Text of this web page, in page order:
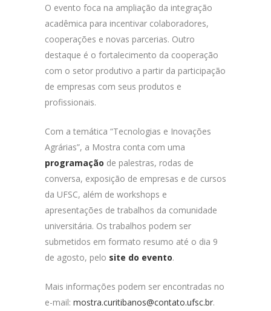
O evento foca na ampliação da integração
acadêmica para incentivar colaboradores,
cooperações e novas parcerias. Outro
destaque é o fortalecimento da cooperação
com o setor produtivo a partir da participação
de empresas com seus produtos e
profissionais.
Com a temática “Tecnologias e Inovações
Agrárias”, a Mostra conta com uma
programação de palestras, rodas de
conversa, exposição de empresas e de cursos
da UFSC, além de workshops e
apresentações de trabalhos da comunidade
universitária. Os trabalhos podem ser
submetidos em formato resumo até o dia 9
de agosto, pelo site do evento.
Mais informações podem ser encontradas no
e-mail: mostra.curitibanos@contato.ufsc.br.